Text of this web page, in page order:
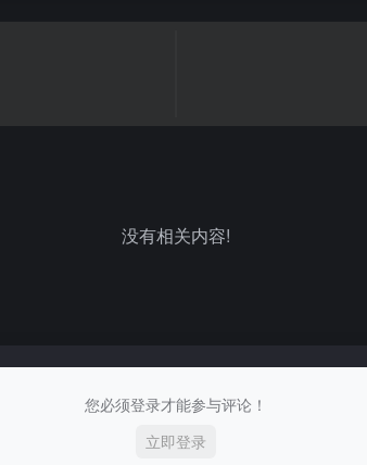
没有相关内容!
您必须登录才能参与评论！
立即登录